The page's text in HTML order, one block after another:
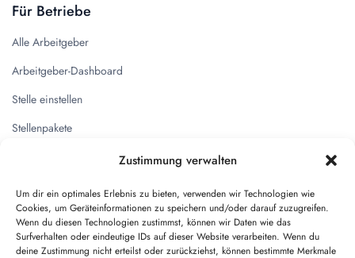
Zustimmung verwalten
Um dir ein optimales Erlebnis zu bieten, verwenden wir Technologien wie
Cookies, um Geräteinformationen zu speichern und/oder darauf zuzugreifen.
Wenn du diesen Technologien zustimmst, können wir Daten wie das
Surfverhalten oder eindeutige IDs auf dieser Website verarbeiten. Wenn du
deine Zustimmung nicht erteilst oder zurückziehst, können bestimmte Merkmale
Für Betriebe
Alle Arbeitgeber
Arbeitgeber-Dashboard
Stelle einstellen
Stellenpakete
Kontakt
Impressum